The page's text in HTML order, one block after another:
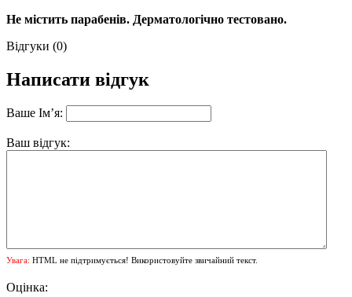
Не містить парабенів. Дерматологічно тестовано.
Відгуки (0)
Написати відгук
Ваше Ім’я:
Ваш відгук:
Увага: HTML не підтримується! Використовуйте звичайний текст.
Оцінка: